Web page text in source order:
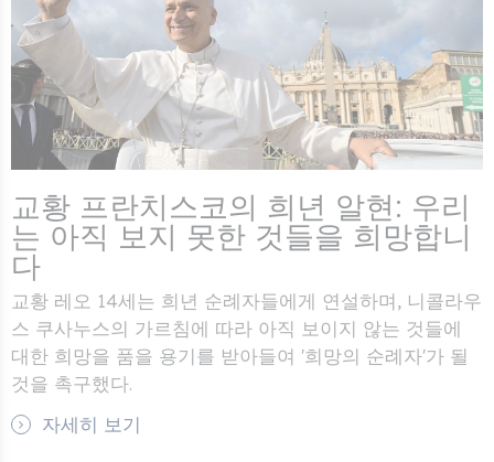
교황 프란치스코의 희년 알현: 우리
는 아직 보지 못한 것들을 희망합니
다
교황 레오 14세는 희년 순례자들에게 연설하며, 니콜라우
스 쿠사누스의 가르침에 따라 아직 보이지 않는 것들에
대한 희망을 품을 용기를 받아들여 '희망의 순례자'가 될
것을 촉구했다.
자세히 보기